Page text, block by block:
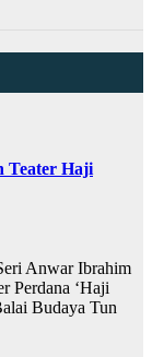
Teater Haji
Anwar Ibrahim
Perdana ‘Haji
Budaya Tun